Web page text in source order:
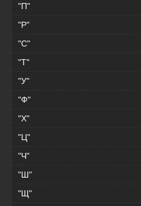
"П"
"Р"
"С"
"Т"
"У"
"Ф"
"Х"
"Ц"
"Ч"
"Ш"
"Щ"